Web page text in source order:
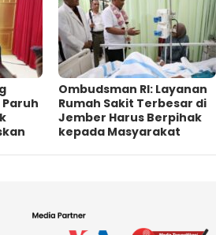
Paruh
Ombudsman RI: Layanan
Rumah Sakit Terbesar di
Jember Harus Berpihak
kepada Masyarakat